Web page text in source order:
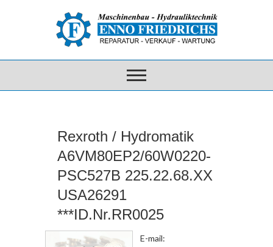
Rexroth / Hydromatik
A6VM80EP2/60W0220-
PSC527B 225.22.68.XX
USA26291
***ID.Nr.RR0025
E-mail: